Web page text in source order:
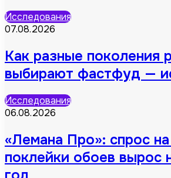
Исследования
07.08.2026
Как разные поколения
выбирают фастфуд —
Исследования
06.08.2026
«Лемана Про»: спрос
поклейки обоев вырос